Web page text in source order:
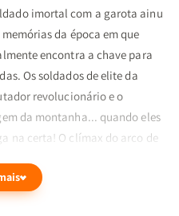
imortal com a garota ainu
da época em que
encontra a chave para
Os soldados de elite da
revolucionário e o
da montanha... quando eles
na certa! O clímax do arco de